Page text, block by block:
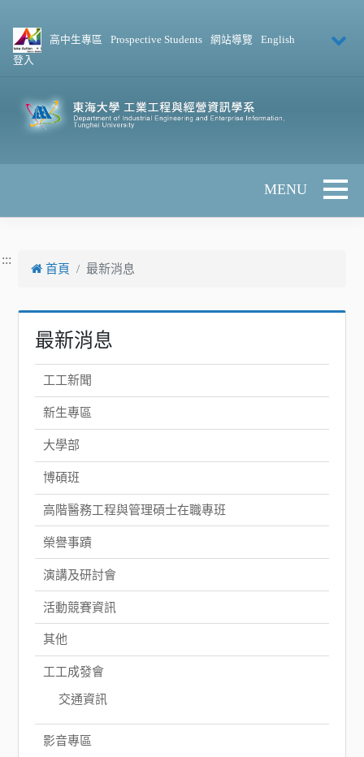
高中生專區 Prospective Students 網站導覽
English
登入
Toggle
:::
首頁 最新消息
最新消息
工工新聞
新生專區
大學部
博碩班
高階醫務工程與管理碩士在職專班
榮譽事蹟
演講及研討會
活動競賽資訊
其他
工工成發會
交通資訊
影音專區